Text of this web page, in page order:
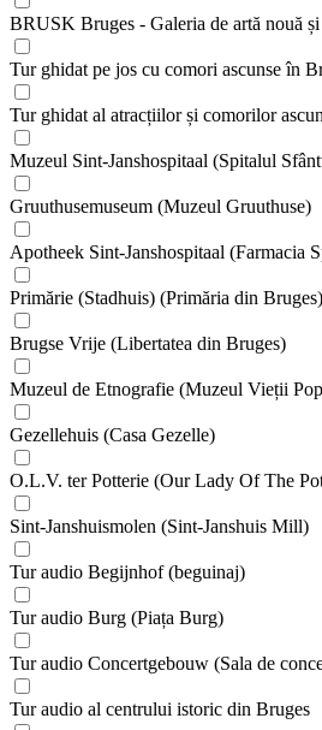
BRUSK Bruges - Galeria de artă nouă
Tur ghidat pe jos cu comori ascunse în
Tur ghidat al atracțiilor și comorilor
Muzeul Sint-Janshospitaal (Spitalul
Gruuthusemuseum (Muzeul Gruuthuse)
Apotheek Sint-Janshospitaal (Farmacia
Primărie (Stadhuis) (Primăria din Bruges)
Brugse Vrije (Libertatea din Bruges)
Muzeul de Etnografie (Muzeul Vieții
Gezellehuis (Casa Gezelle)
O.L.V. ter Potterie (Our Lady Of The
Sint-Janshuismolen (Sint-Janshuis Mill)
Tur audio Begijnhof (beguinaj)
Tur audio Burg (Piața Burg)
Tur audio Concertgebouw (Sala de
Tur audio al centrului istoric din Bruges